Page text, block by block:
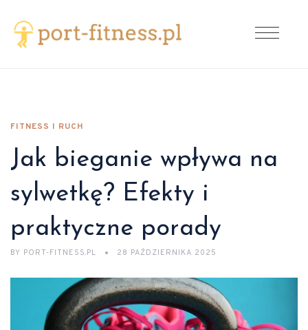
FITNESS I RUCH
Jak bieganie wpływa na
sylwetkę? Efekty i
praktyczne porady
BY PORT-FITNESS.PL 28 PAŹDZIERNIKA 2025